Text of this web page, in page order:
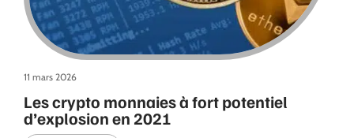
11 mars 2026
Les crypto monnaies à fort potentiel
d’explosion en 2021